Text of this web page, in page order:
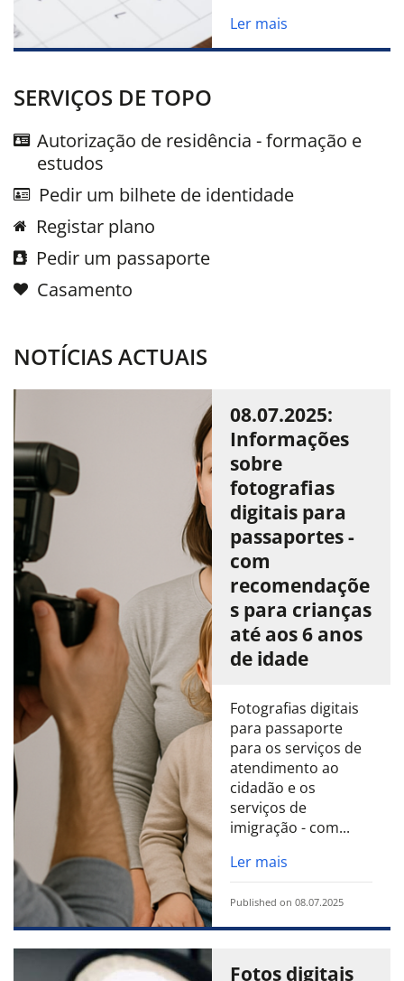
Ler mais
SERVIÇOS DE TOPO
Autorização de residência - formação e
estudos
Pedir um bilhete de identidade
Registar plano
Pedir um passaporte
Casamento
NOTÍCIAS ACTUAIS
08.07.2025:
Informações
sobre
fotografias
digitais para
passaportes -
com
recomendaçõe
s para crianças
até aos 6 anos
de idade
Fotografias digitais
para passaporte
para os serviços de
atendimento ao
cidadão e os
serviços de
imigração - com...
Ler mais
Published on 08.07.2025
Fotos digitais